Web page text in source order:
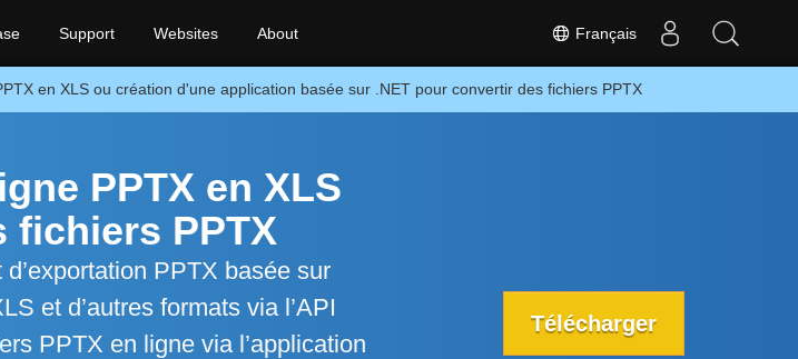
Français
Support Websites About
en XLS ou création d'une application basée sur .NET pour convertir des fichiers PPTX
PPTX en XLS
fichiers PPTX
PPTX basée sur
et d’autres formats via l’API
PPTX en ligne via l’application
Télécharger